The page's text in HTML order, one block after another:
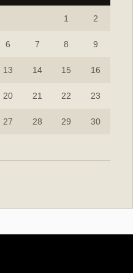
1 2
6 7 8 9
13 14 15 16
20 21 22 23
27 28 29 30